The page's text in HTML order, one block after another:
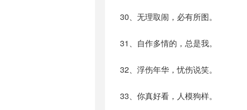
30、无理取闹，必有所图。
31、自作多情的，总是我。
32、浮伤年华，忧伤说笑。
33、你真好看，人模狗样。